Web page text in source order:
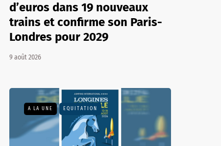
d’euros dans 19 nouveaux
trains et confirme son Paris-
Londres pour 2029
9 août 2026
A LA UNE EQUITATION